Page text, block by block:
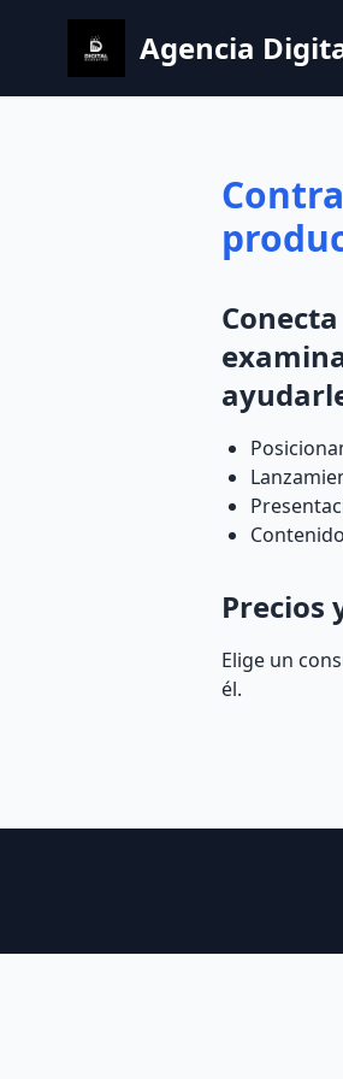
Agencia
Precios
Elige un
él.